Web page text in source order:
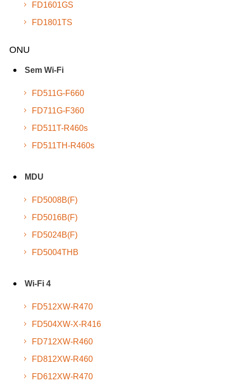
FD1601GS
FD1801TS
ONU
Sem Wi-Fi
FD511G-F660
FD711G-F360
FD511T-R460s
FD511TH-R460s
MDU
FD5008B(F)
FD5016B(F)
FD5024B(F)
FD5004THB
Wi-Fi 4
FD512XW-R470
FD504XW-X-R416
FD712XW-R460
FD812XW-R460
FD612XW-R470